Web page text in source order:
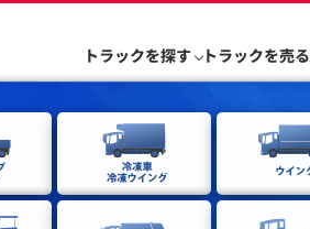
トラックを探す トラックを売る